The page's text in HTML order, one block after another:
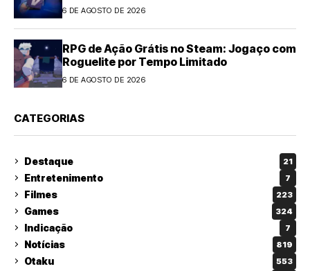
6 DE AGOSTO DE 2026
RPG de Ação Grátis no Steam: Jogaço com
Roguelite por Tempo Limitado
6 DE AGOSTO DE 2026
CATEGORIAS
Destaque 21
Entretenimento 7
Filmes 223
Games 324
Indicação 7
Notícias 819
Otaku 553